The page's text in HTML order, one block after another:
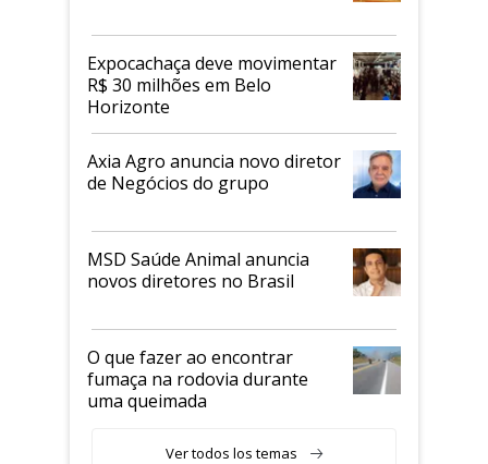
Expocachaça deve movimentar
R$ 30 milhões em Belo
Horizonte
Axia Agro anuncia novo diretor
de Negócios do grupo
MSD Saúde Animal anuncia
novos diretores no Brasil
O que fazer ao encontrar
fumaça na rodovia durante
uma queimada
Ver todos los temas